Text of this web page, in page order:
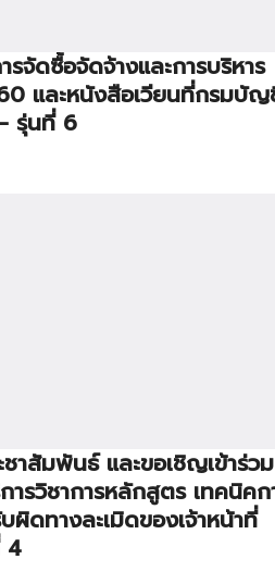
จัดซื้อจัดจ้างและการบริหาร
และหนังสือเวียนที่กรมบัญ
รุ่นที่ 6
ชาสัมพันธ์ และขอเชิญเข้าร่วม
ารวิชาการหลักสูตร เทคนิคก
ดทางละเมิดของเจ้าหน้าที่
4